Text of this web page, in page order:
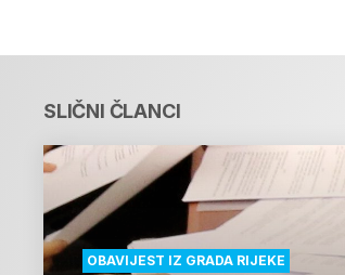
SLIČNI ČLANCI
OBAVIJEST IZ GRADA RIJEKE